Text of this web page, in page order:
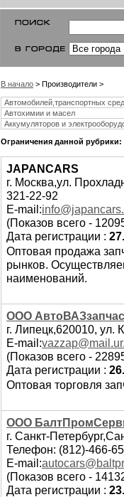
В начало > Производители >
Автомобилей,транспортных
Автохимии и масел
Аккумуляторов и
Ограничения данной рубрики:
JAPANCARS
г. Москва,ул.
321-22-92
E-mail:
(Показов всего -
Дата регистрации :
Оптовая продажа
рынков.
наименований.
ООО
г. Липецк,620010, ул.
E-mail:
(Показов всего -
Дата регистрации :
Оптовая торговля
ООО
г. Санкт-
Телефон: (812)-466-
E-mail:
(Показов всего -
Дата регистрации :